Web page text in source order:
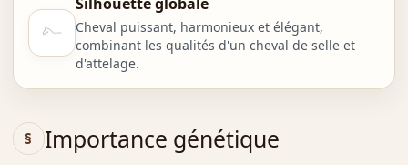
Silhouette globale
Cheval puissant, harmonieux et élégant,
combinant les qualités d'un cheval de selle et
d'attelage.
Importance génétique